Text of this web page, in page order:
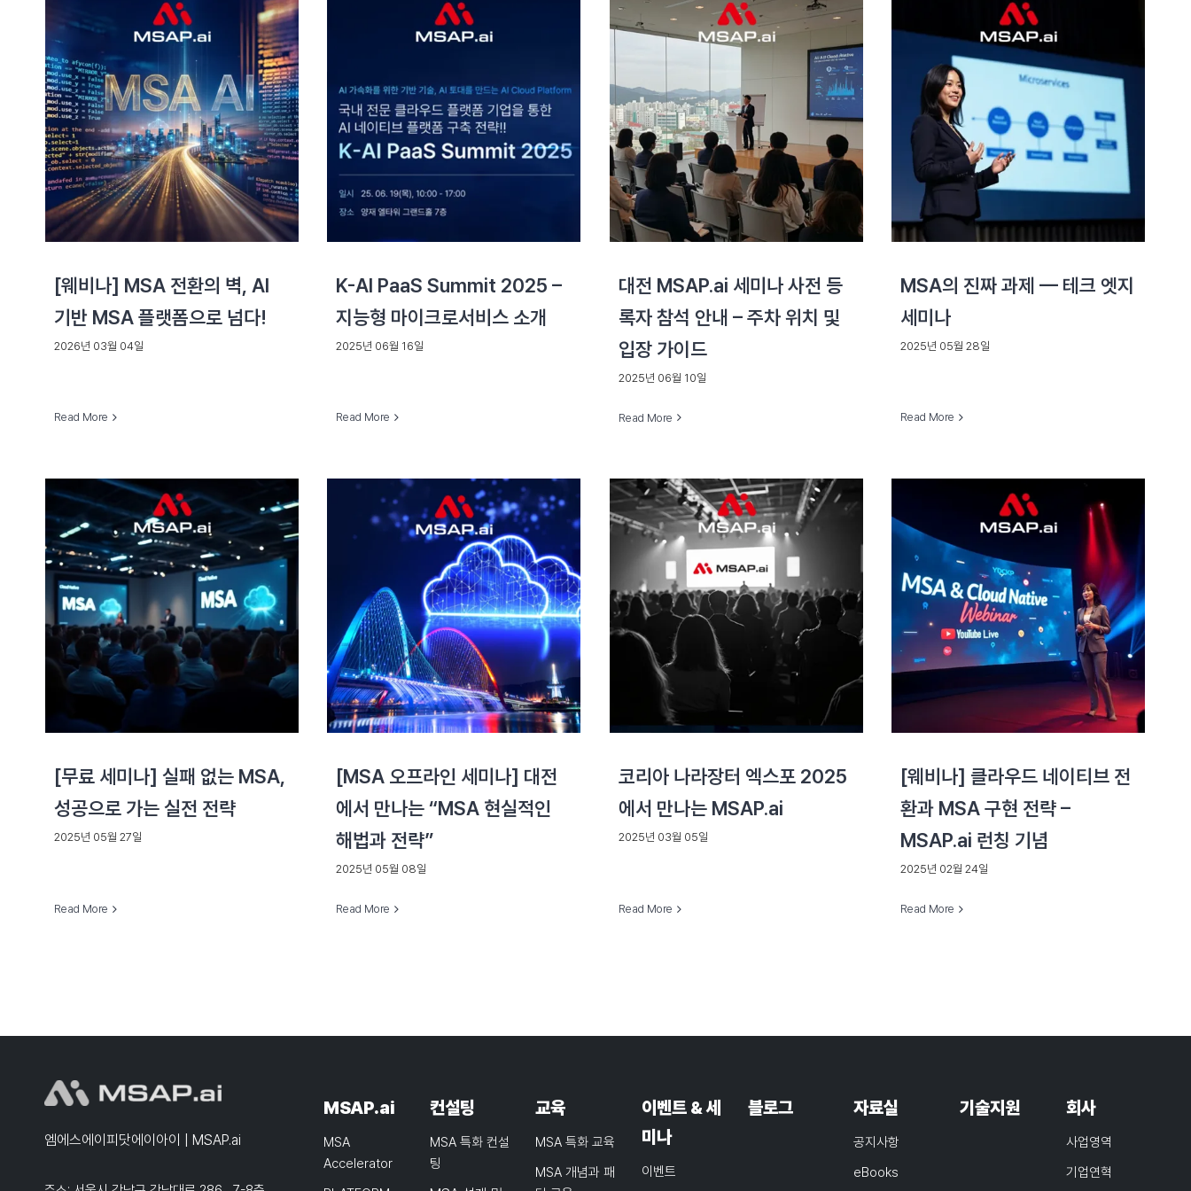
[웨비나] MSA 전환의 벽, AI
기반 MSA 플랫폼으로 넘다!
2026년 03월 04일
Read More
K-AI PaaS Summit 2025 –
지능형 마이크로서비스 소개
2025년 06월 16일
Read More
대전 MSAP.ai 세미나 사전 등
록자 참석 안내 – 주차 위치 및
입장 가이드
2025년 06월 10일
Read More
MSA의 진짜 과제 — 테크 엣지
세미나
2025년 05월 28일
Read More
[무료 세미나] 실패 없는 MSA,
성공으로 가는 실전 전략
2025년 05월 27일
Read More
[MSA 오프라인 세미나] 대전
에서 만나는 “MSA 현실적인
해법과 전략”
2025년 05월 08일
Read More
코리아 나라장터 엑스포 2025
에서 만나는 MSAP.ai
2025년 03월 05일
Read More
[웨비나] 클라우드 네이티브 전
환과 MSA 구현 전략 –
MSAP.ai 런칭 기념
2025년 02월 24일
Read More
엠에스에이피닷에이아이 | MSAP.ai
MSAP.ai
MSA
Accelerator
컨설팅
MSA 특화 컨설
팅
교육
MSA 특화 교육
MSA 개념과 패
이벤트 & 세
미나
이벤트
블로그 자료실
공지사항
eBooks
기술지원 회사
사업영역
기업연혁